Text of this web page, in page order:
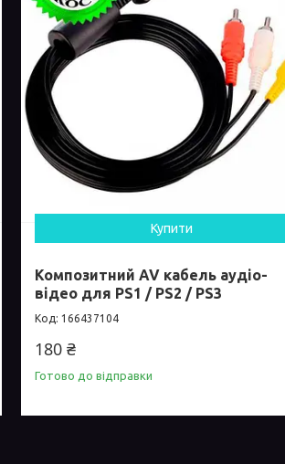
Купити
Композитний AV кабель аудіо-
відео для PS1 / PS2 / PS3
166437104
180 ₴
Готово до відправки